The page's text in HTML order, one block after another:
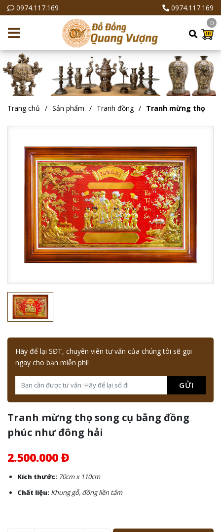
0974.117.169 0974.117.169
0
Trang chủ Sản phẩm Tranh đồng Tranh mừng thọ
Hãy để lại SĐT, chuyên viên tư vấn của chúng tôi sẽ gọi
ngay cho bạn miễn phí!
GỬI
Tranh mừng thọ song cụ bằng đồng
phúc như đông hải
2.500.000 Đ
Kích thước: 70cm x 110cm
Chất liệu: Khung gỗ, đồng liền tấm